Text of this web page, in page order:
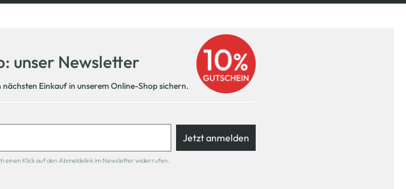
unser Newsletter
Einkauf in unserem Online-Shop sichern.
Jetzt anmelden
einen Klick auf den Abmeldelink im Newsletter widerrufen.